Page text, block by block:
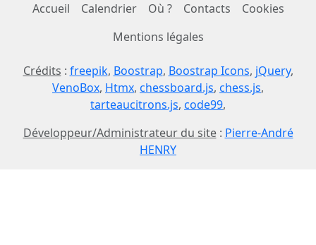
Accueil Calendrier Où ? Contacts
Cookies
Mentions légales
Crédits : freepik, Boostrap, Boostrap Icons, jQuery,
VenoBox, Htmx, chessboard.js, chess.js,
tarteaucitrons.js, code99,
Développeur/Administrateur du site: Pierre-André
HENRY